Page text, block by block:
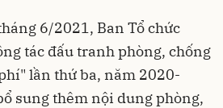
6/2021, Ban Tổ chức
tác đấu tranh phòng, chống
lần thứ ba, năm 2020-
sung thêm nội dung phòng,